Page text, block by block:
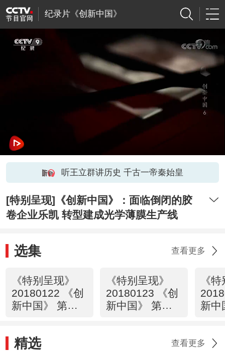
纪录片《创新中国》
听王立群讲历史 千古一帝秦始皇
[特别呈现]《创新中国》：面临倒闭的胶
卷企业乐凯 转型建成光学薄膜生产线
选集 查看更多
《特别呈现》
20180122 《创
新中国》 第一
《特别呈现》
20180123 《创
新中国》 第二
《
新中
精选 查看更多